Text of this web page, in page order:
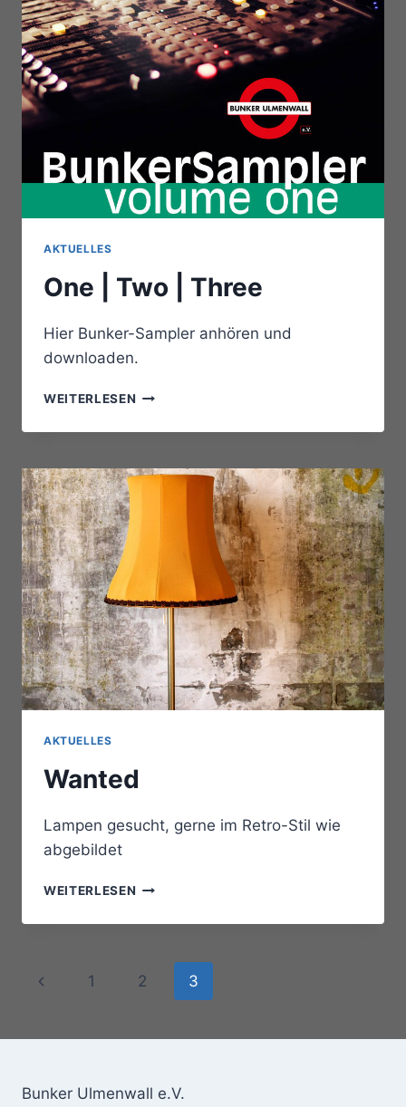
AKTUELLES
One | Two | Three
Hier Bunker-Sampler anhören und
downloaden.
WEITERLESEN ONE
TWO
THREE
AKTUELLES
Wanted
Lampen gesucht, gerne im Retro-Stil wie
abgebildet
WEITERLESEN WANTED
Seitennavigation
Vorherige
1 2 3
Bunker Ulmenwall e.V.